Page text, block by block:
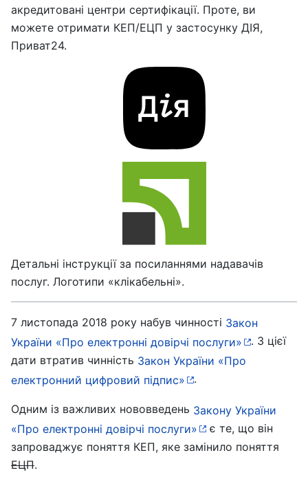
акредитовані центри сертифікації. Проте, ви
можете отримати КЕП/ЕЦП у застосунку ДІЯ,
Приват24.
Детальні інструкції за посиланнями надавачів
послуг. Логотипи «клікабельні».
7 листопада 2018 року набув чинності Закон
України «Про електронні довірчі послуги»
. З цієї
дати втратив чинність Закон України «Про
електронний цифровий підпис»
.
Одним із важливих нововведень Закону України
«Про електронні довірчі послуги»
є те, що він
запроваджує поняття КЕП, яке замінило поняття
ЕЦП.